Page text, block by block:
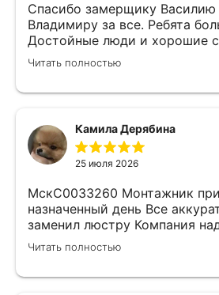
Спасибо замерщику
Владимиру за все. Ребята
Достойные люди и хорошие
своего дела. Молодцы
Читать полностью
Камила Дерябина
25 июля 2026
МскС0033260 Монтажник прибыл в
назначенный день Все
заменил люстру Компания
изначально был заключен
замерщиком Делают
Читать полностью